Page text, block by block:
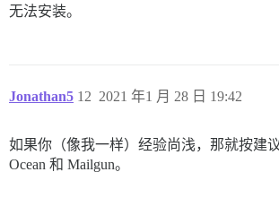
无法安装。
Jonathan5 2021 年1 月 28 日 19:42
12
如果你（像我一样）经验尚浅，那就按建
Ocean 和 Mailgun。